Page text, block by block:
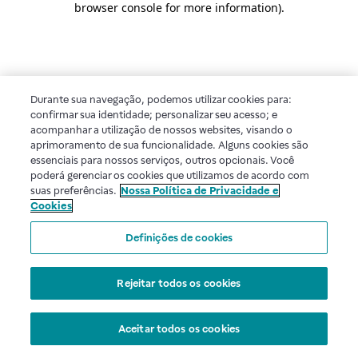
browser console for more information).
Durante sua navegação, podemos utilizar cookies para:
confirmar sua identidade; personalizar seu acesso; e
acompanhar a utilização de nossos websites, visando o
aprimoramento de sua funcionalidade. Alguns cookies são
essenciais para nossos serviços, outros opcionais. Você
poderá gerenciar os cookies que utilizamos de acordo com
suas preferências. Nossa Política de Privacidade e
Cookies
Definições de cookies
Rejeitar todos os cookies
Aceitar todos os cookies